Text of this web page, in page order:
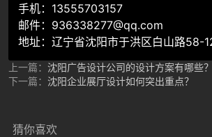
手机：13555703157
邮件：936338277@qq.com
地址：辽宁省沈阳市于洪区白山路58-
上一篇： 沈阳广告设计公司的设计方案有哪些？
下一篇： 沈阳企业展厅设计如何突出重点？
猜你喜欢